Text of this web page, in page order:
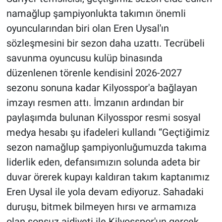
namağlup şampiyonlukta takımın önemli
oyuncularından biri olan Eren Uysal'ın
sözleşmesini bir sezon daha uzattı. Tecrübeli
savunma oyuncusu kulüp binasında
düzenlenen törenle kendisinİ 2026-2027
sezonu sonuna kadar Kilyosspor'a bağlayan
imzayı resmen attı. İmzanın ardından bir
paylaşımda bulunan Kilyosspor resmi sosyal
medya hesabı şu ifadeleri kullandı “Geçtiğimiz
sezon namağlup şampiyonluğumuzda takıma
liderlik eden, defansımızın solunda adeta bir
duvar örerek kupayı kaldıran takım kaptanımız
Eren Uysal ile yola devam ediyoruz. Sahadaki
duruşu, bitmek bilmeyen hırsı ve armamıza